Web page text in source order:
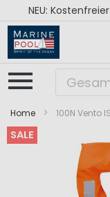
NEU:
Home 100N Vento
SALE
Zum
Zum